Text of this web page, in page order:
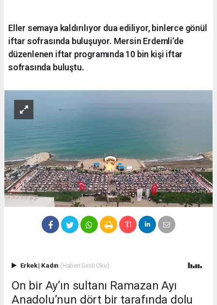
Eller semaya kaldırılıyor dua ediliyor, binlerce gönül
iftar sofrasında buluşuyor. Mersin Erdemli’de
düzenlenen iftar programında 10 bin kişi iftar
sofrasında buluştu.
Erkek| Kadın (Haberi Sesli Oku)
On bir Ay’ın sultanı Ramazan Ayı
Anadolu’nun dört bir tarafında dolu